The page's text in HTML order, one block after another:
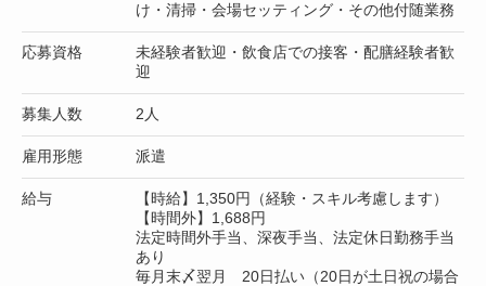
け・清掃・会場セッティング・その他付随業務
応募資格
未経験者歓迎・飲食店での接客・配膳経験者歓
迎
募集人数 2人
雇用形態 派遣
給与
【時給】1,350円（経験・スキル考慮します）
【時間外】1,688円
法定時間外手当、深夜手当、法定休日勤務手当
あり
毎月末〆翌月 20日払い（20日が土日祝の場合